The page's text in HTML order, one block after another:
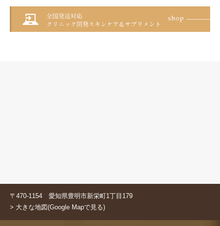
〒470-1154 愛知県豊明市新栄町1丁目179
> 大きな地図(Google Mapで見る)